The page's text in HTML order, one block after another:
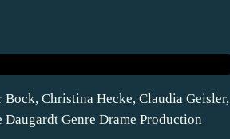
Christina Hecke, Claudia Geisler,
Daugardt Genre Drame Production